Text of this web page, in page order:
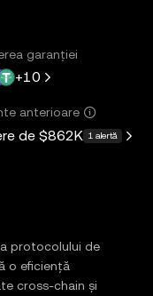
garanției
+10
anterioare
de $862K 1 alertă
protocolului de
o eficiență
cross-chain și